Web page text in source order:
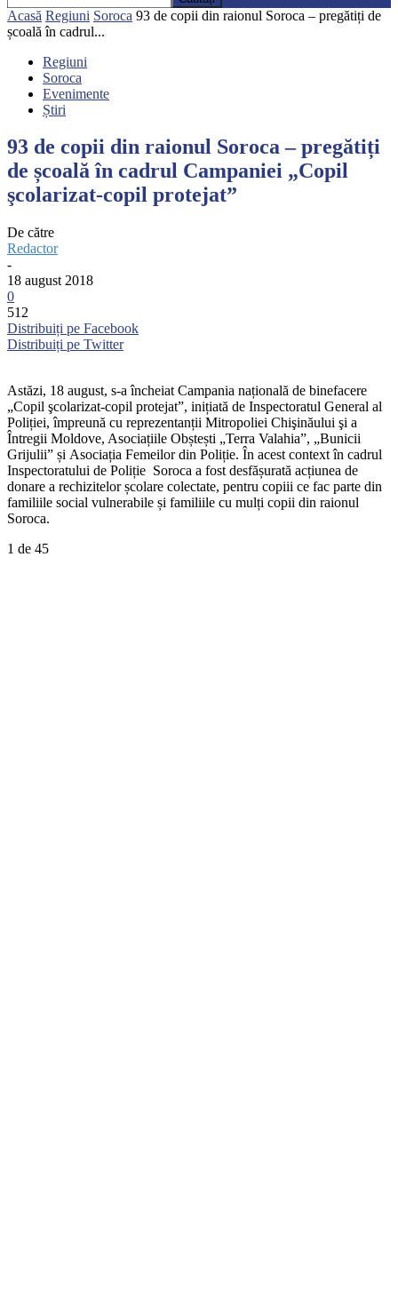
Acasă Regiuni Soroca 93 de copii din raionul Soroca – pregătiți de
școală în cadrul...
Regiuni
Soroca
Evenimente
Știri
93 de copii din raionul Soroca – pregătiți
de școală în cadrul Campaniei „Copil
şcolarizat-copil protejat”
De către
Redactor
-
18 august 2018
0
512
Distribuiți pe Facebook
Distribuiți pe Twitter
Astăzi, 18 august, s-a încheiat Campania națională de binefacere
„Copil şcolarizat-copil protejat”, inițiată de Inspectoratul General al
Poliției, împreună cu reprezentanții Mitropoliei Chişinăului şi a
Întregii Moldove, Asociațiile Obștești „Terra Valahia”, „Bunicii
Grijulii” și Asociația Femeilor din Poliție. În acest context în cadrul
Inspectoratului de Poliție Soroca a fost desfășurată acțiunea de
donare a rechizitelor școlare colectate, pentru copiii ce fac parte din
familiile social vulnerabile și familiile cu mulți copii din raionul
Soroca.
1 de 45